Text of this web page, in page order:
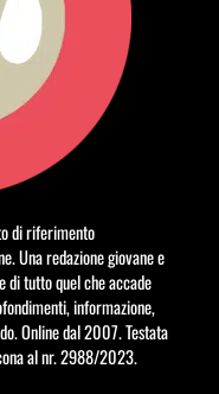
di riferimento
Una redazione giovane e
di tutto quel che accade
informazione,
Online dal 2007. Testata
al nr. 2988/2023.